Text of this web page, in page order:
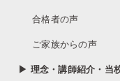
合格者の声
ご家族からの声
▶ 理念・講師紹介・当